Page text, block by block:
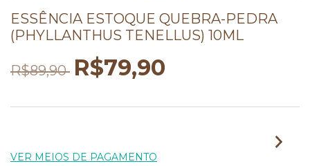
ESSÊNCIA ESTOQUE QUEBRA-PEDRA
(PHYLLANTHUS TENELLUS) 10ML
R$89,90 R$79,90
VER MEIOS DE PAGAMENTO